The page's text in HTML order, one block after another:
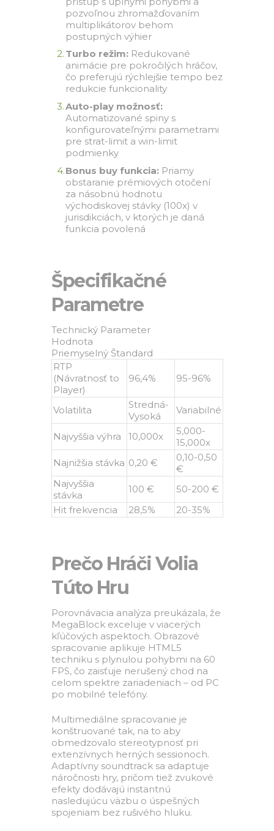
pozvoľnou zhromažďovaním
multiplikátorov behom
postupných výhier
Turbo režim:Redukované
animácie pre pokročilých hráčov,
čo preferujú rýchlejšie tempo bez
redukcie funkcionality
Auto-play možnosť:
Automatizované spiny s
konfigurovateľnými parametrami
pre strat-limit a win-limit
podmienky
Bonus buy funkcia:Priamy
obstaranie prémiových otočení
za násobnú hodnotu
východiskovej stávky (100x) v
jurisdikciách, v ktorých je daná
funkcia povolená
Špecifikačné
Parametre
Technický Parameter
Hodnota
Priemyselný Štandard
RTP
(Návratnosť to
Player)
96,4% 95-96%
Volatilita
Stredná-
Vysoká
Variabilné
Najvyššia výhra 10,000x
5,000-
15,000x
Najnižšia stávka 0,20 €
0,10-0,50
€
Najvyššia
stávka
100 €
50-200 €
Hit frekvencia
28,5% 20-35%
Prečo Hráči Volia
Túto Hru
Porovnávacia analýza preukázala, že
MegaBlock exceluje v viacerých
kľúčových aspektoch. Obrazové
spracovanie aplikuje HTML5
techniku s plynulou pohybmi na 60
FPS, čo zaisťuje nerušený chod na
celom spektre zariadeniach – od PC
po mobilné telefóny.
Multimediálne spracovanie je
konštruované tak, na to aby
obmedzovalo stereotypnosť pri
extenzívnych herných sessionoch.
Adaptívny soundtrack sa adaptuje
náročnosti hry, pričom tiež zvukové
efekty dodávajú instantnú
nasledujúcu väzbu o úspešných
spojeniam bez rušivého hluku.